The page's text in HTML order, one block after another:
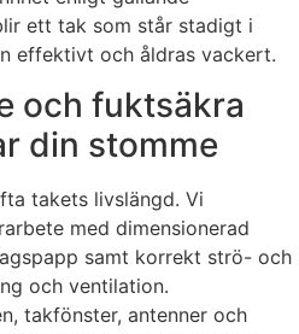
ett tak som står stadigt i
effektivt och åldras vackert.
och fuktsäkra
din stomme
takets livslängd. Vi
med dimensionerad
samt korrekt strö- och
och ventilation.
takfönster, antenner och